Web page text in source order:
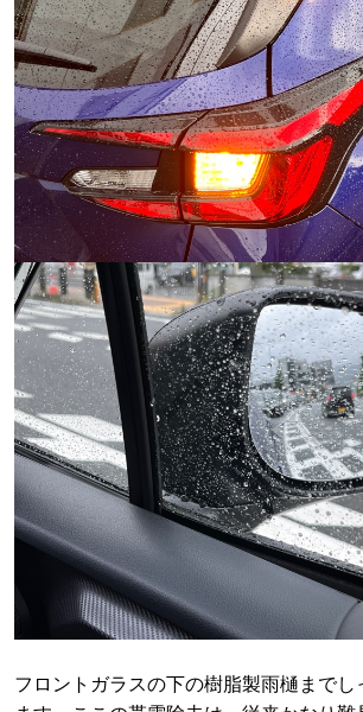
フロントガラスの下の樹脂製雨樋までし